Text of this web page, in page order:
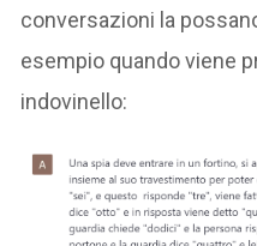
conversazioni la
esempio quando viene
indovinello: